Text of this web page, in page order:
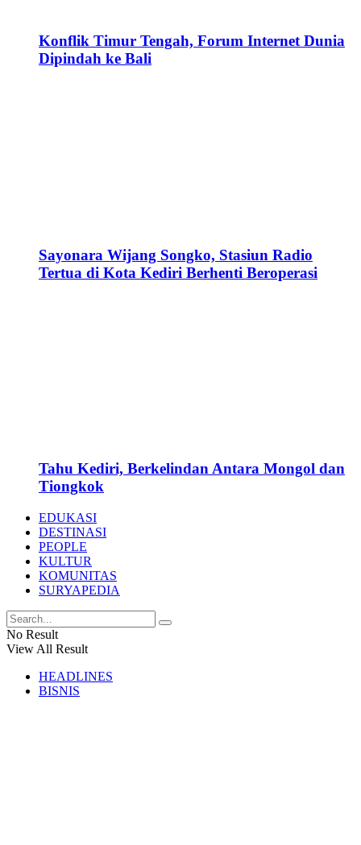
Konflik Timur Tengah, Forum Internet Dunia
Dipindah ke Bali
Sayonara Wijang Songko, Stasiun Radio
Tertua di Kota Kediri Berhenti Beroperasi
Tahu Kediri, Berkelindan Antara Mongol dan
Tiongkok
EDUKASI
DESTINASI
PEOPLE
KULTUR
KOMUNITAS
SURYAPEDIA
No Result
View All Result
HEADLINES
BISNIS